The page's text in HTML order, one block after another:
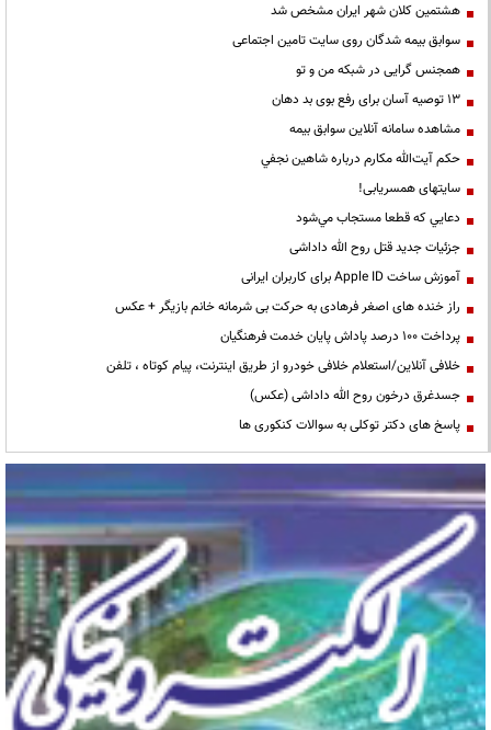
هشتمین کلان شهر ایران مشخص شد
سوابق بیمه شدگان روی سایت تامین اجتماعی
همجنس گرایی در شبکه من و تو
13 توصیه آسان برای رفع بوی بد دهان
مشاهده سامانه آنلاين سوابق بیمه
حكم آيت‌الله مكارم درباره شاهين نجفي
سایتهای همسریابی!
دعايي كه قطعا مستجاب مي‌شود
جزئیات جدید قتل روح الله داداشی
آموزش ساخت Apple ID برای کاربران ایرانی
راز خنده های اصغر فرهادی به حرکت بی شرمانه خانم بازیگر + عکس
پرداخت ۱۰۰ درصد پاداش پایان خدمت فرهنگیان
خلافی آنلاین/استعلام خلافی خودرو از طریق اینترنت، پیام کوتاه ، تلفن
جسدغرق درخون روح الله داداشی (عکس)
پاسخ های دکتر توکلی به سوالات کنکوری ها